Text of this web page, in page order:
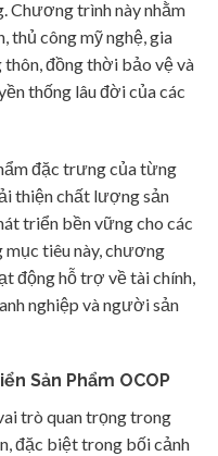
Chương trình này nhằm
thủ công mỹ nghệ, gia
thôn, đồng thời bảo vệ và
thống lâu đời của các
đặc trưng của từng
thiện chất lượng sản
triển bền vững cho các
tiêu này, chương
động hỗ trợ về tài chính,
nghiệp và người sản
Sản Phẩm OCOP
trò quan trọng trong
đặc biệt trong bối cảnh